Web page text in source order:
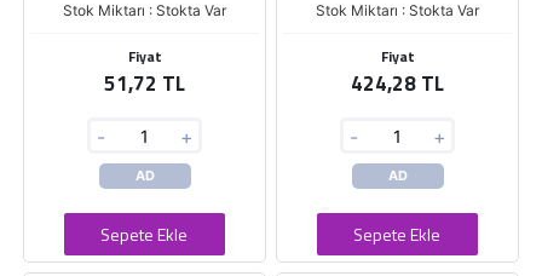
Stok Miktarı : Stokta Var
Fiyat
51,72 TL
- +
AD
Sepete Ekle
Stok Miktarı : Stokta Var
Fiyat
424,28 TL
- +
AD
Sepete Ekle